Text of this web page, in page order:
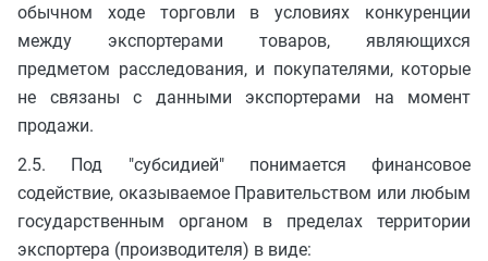
обычном ходе торговли в условиях конкуренции
между экспортерами товаров, являющихся
предметом расследования, и покупателями, которые
не связаны с данными экспортерами на момент
продажи.
2.5. Под "субсидией" понимается финансовое
содействие, оказываемое Правительством или любым
государственным органом в пределах территории
экспортера (производителя) в виде: